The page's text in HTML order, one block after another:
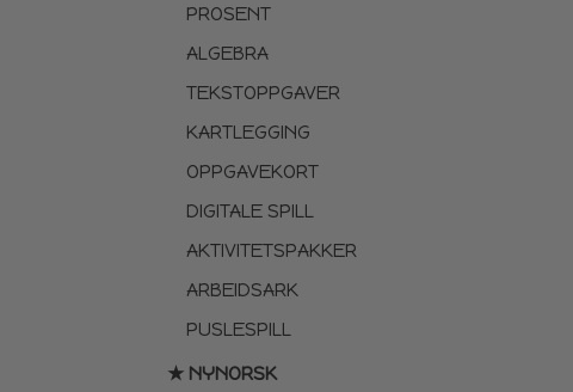
PROSENT
ALGEBRA
TEKSTOPPGAVER
KARTLEGGING
OPPGAVEKORT
DIGITALE SPILL
AKTIVITETSPAKKER
ARBEIDSARK
PUSLESPILL
★ NYNORSK